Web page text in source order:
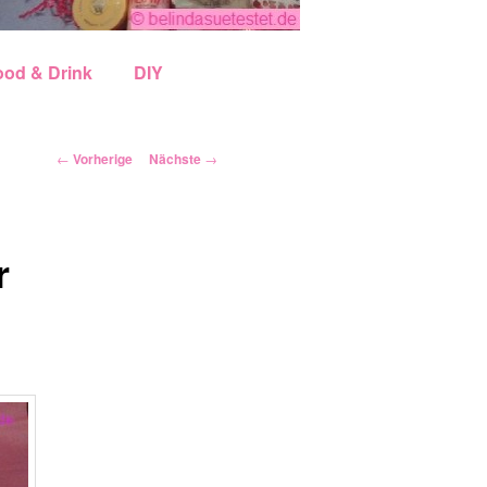
& Drink DIY
Artikelnavigation
← Vorherige Nächste →